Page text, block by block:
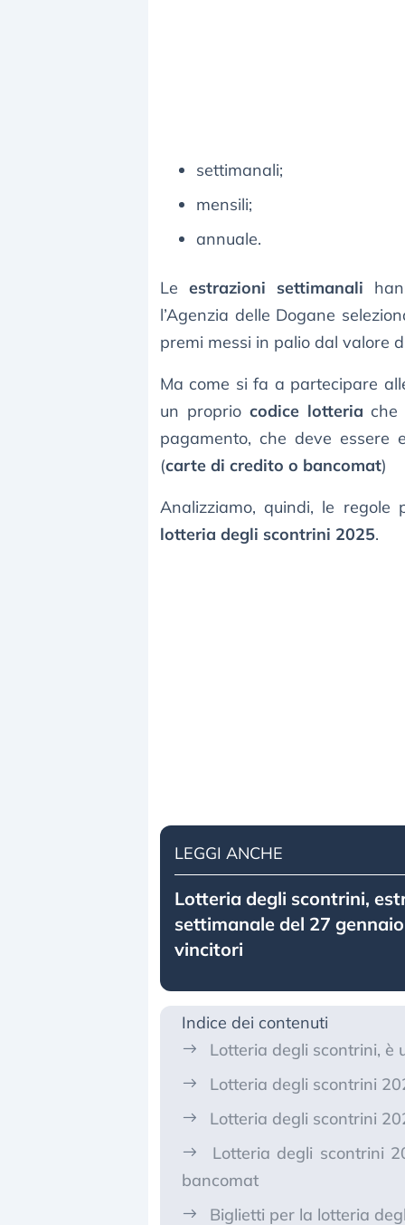
settimanali;
mensili;
annuale.
Leestrazioni settimanali
l’Agenzia delle Dogane
premi messi in palio dal valore
Ma come si fa a partecipare
un proprio codice lotteria che
pagamento, che deve essere
(carte di credito o bancomat)
Analizziamo, quindi, le
lotteria degli scontrini 2025.
LEGGI ANCHE
Lotteria degli scontrini,
settimanale del 27
vincitori
Indice dei contenuti
Lotteria degli scontrini, è
Lotteria degli scontrini
Lotteria degli scontrini
Lotteria degli scontrini
bancomat
Biglietti per la lotteria